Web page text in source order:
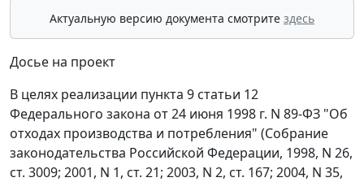
Актуальную версию документа смотрите здесь
Досье на проект
В целях реализации пункта 9 статьи 12
Федерального закона от 24 июня 1998 г. N 89-ФЗ "Об
отходах производства и потребления" (Собрание
законодательства Российской Федерации, 1998, N 26,
ст. 3009; 2001, N 1, ст. 21; 2003, N 2, ст. 167; 2004, N 35,